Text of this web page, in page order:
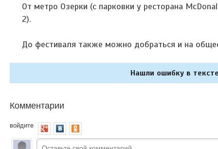
От метро Озерки (с парковки у ресторана
2).
До фестиваля также можно добраться и на
Нашли ошибку в
Комментарии
войдите